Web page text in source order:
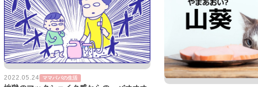
2022.05.24 ママパパの生活